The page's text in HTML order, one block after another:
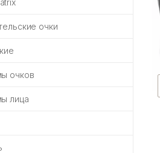
очки
очков
лица